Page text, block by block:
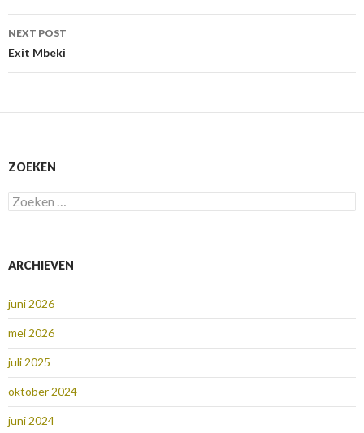
NEXT POST
Exit Mbeki
ZOEKEN
Zoeken
naar:
ARCHIEVEN
juni 2026
mei 2026
juli 2025
oktober 2024
juni 2024